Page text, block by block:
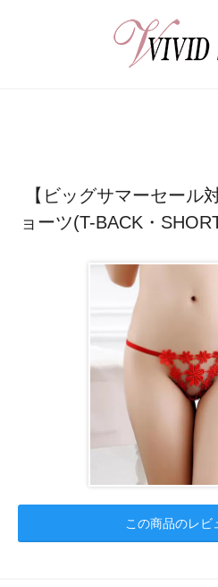
【ビッグサマーセール
ョーツ(T-BACK・
この商品のレビ